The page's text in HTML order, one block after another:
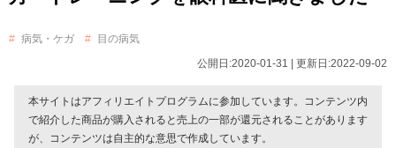
病気・ケガ
目の病気
公開日:2020-01-31 | 更新日:2022-09-02
本サイトはアフィリエイトプログラムに参加しています。コンテンツ内
で紹介した商品が購入されると売上の一部が還元されることがあります
が、コンテンツは自主的な意思で作成しています。